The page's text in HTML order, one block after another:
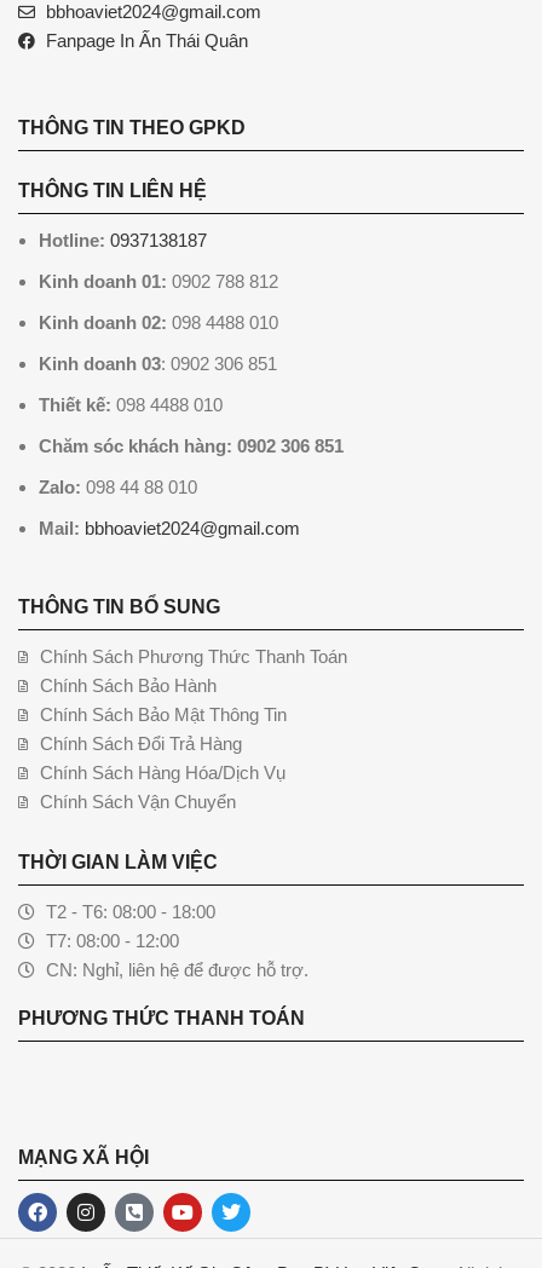
bbhoaviet2024@gmail.com
Fanpage In Ấn Thái Quân
THÔNG TIN THEO GPKD
THÔNG TIN LIÊN HỆ
Hotline: 0937138187
Kinh doanh 01: 0902 788 812
Kinh doanh 02: 098 4488 010
Kinh doanh 03: 0902 306 851
Thiết kế: 098 4488 010
Chăm sóc khách hàng: 0902 306 851
Zalo: 098 44 88 010
Mail: bbhoaviet2024@gmail.com
THÔNG TIN BỔ SUNG
Chính Sách Phương Thức Thanh Toán
Chính Sách Bảo Hành
Chính Sách Bảo Mật Thông Tin
Chính Sách Đổi Trả Hàng
Chính Sách Hàng Hóa/Dịch Vụ
Chính Sách Vận Chuyển
THỜI GIAN LÀM VIỆC
T2 - T6: 08:00 - 18:00
T7: 08:00 - 12:00
CN: Nghỉ, liên hệ để được hỗ trợ.
PHƯƠNG THỨC THANH TOÁN
MẠNG XÃ HỘI